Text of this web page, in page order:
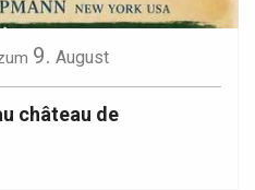
9. August
château de